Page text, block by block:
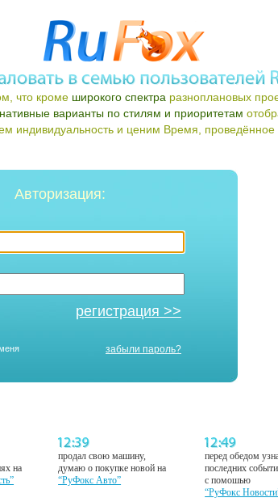
что кроме широкого спектра разноплановых
варианты по стилям и приоритетам
индивидуальность и ценим Время,
Авторизация:
регистрация >>
забыли пароль?
на
продал свою машину,
думаю о покупке новой на
“РуФокс Авто”
перед обедом
последних
с помошью
“РуФокс